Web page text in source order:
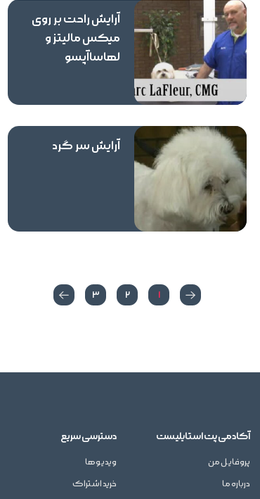
آرایش راحت بر روی
میکس مالیتز و
لهاساآپسو
آرایش سر گرد
1
2
3
آکادمی پت استایلیست
پروفایل من
درباره ما
دسترسی سریع
ویدیوها
خرید اشتراک